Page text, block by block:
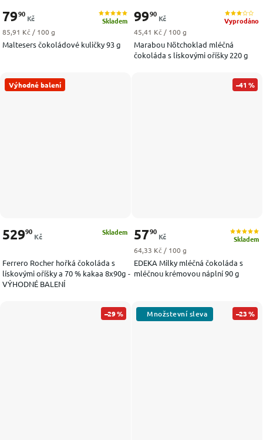
Maltesers čokoládové kuličky 93 g
Skladem
7990
Kč
Měrná cena:
85,91 Kč / 100 g
Marabou Nötchoklad mléčná
čokoláda s lískovými oříšky 220 g
Vyprodáno
9990
Kč
Měrná cena:
45,41 Kč / 100 g
Výhodné balení
Ferrero Rocher hořká čokoláda s
lískovými oříšky a 70 % kakaa 8x90g -
VÝHODNÉ BALENÍ
Skladem
52990
Kč
–41 %
EDEKA Milky mléčná čokoláda s
mléčnou krémovou náplní 90 g
Skladem
5790
Kč
Měrná cena:
64,33 Kč / 100 g
–29 % –23 %